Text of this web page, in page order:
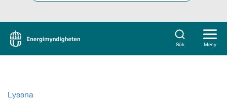
Sök Meny
Lyssna